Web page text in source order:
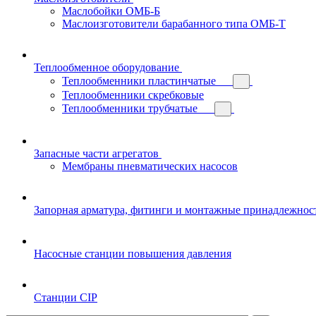
Маслобойки ОМБ-Б
Маслоизготовители барабанного типа ОМБ-Т
Теплообменное оборудование
Теплообменники пластинчатые
Теплообменники скребковые
Теплообменники трубчатые
Запасные части агрегатов
Мембраны пневматических насосов
Запорная арматура, фитинги и монтажные
Насосные станции повышения давления
Станции CIP